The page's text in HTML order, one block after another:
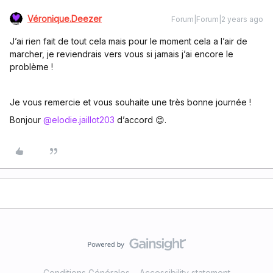
Véronique.Deezer Forum|Forum|2 years ago
J’ai rien fait de tout cela mais pour le moment cela a l’air de
marcher, je reviendrais vers vous si jamais j’ai encore le
problème !
Je vous remercie et vous souhaite une très bonne journée !
Bonjour @elodie.jaillot203 d’accord 😊.